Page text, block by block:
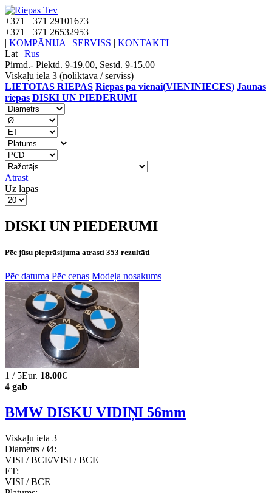
+371 +371 29101673
+371 +371 26532953
| KOMPĀNIJA | SERVISS | KONTAKTI
Lat | Rus
Pirmd.- Piektd. 9-19.00, Sestd. 9-15.00
Viskaļu iela 3 (noliktava / serviss)
LIETOTAS RIEPAS Riepas pa vienai(VIENINIECES) Jaunas
riepas DISKI UN PIEDERUMI
Atrast
Uz lapas
DISKI UN PIEDERUMI
Pēc jūsu pieprāsijuma atrasti 353 rezultāti
Pēc datuma Pēc cenas Modeļa nosakums
1 / 5Eur. 18.00€
4 gab
BMW DISKU VIDIŅI 56mm
Viskaļu iela 3
Diametrs / Ø:
VISI / ВСЕ/VISI / ВСЕ
ET:
VISI / ВСЕ